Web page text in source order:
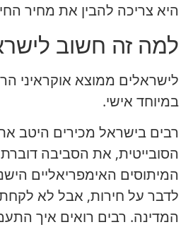
היא צריכה להבין את מחיר
למה זה חשוב
לישראלים ממוצא אוקראיני
במיוחד אישי.
רבים בישראל מכירים היטב
הסובייטית, את הסביבה
המיתוסים האימפריאליים
לדבר על חירות, אבל לא
המדינה. רבים רואים איך